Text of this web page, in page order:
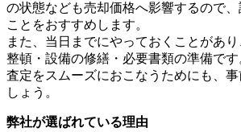
の状態なども売却価格へ影響するので
ことをおすすめします。
また、当日までにやっておくことがあ
整頓・設備の修繕・必要書類の準備です
査定をスムーズにおこなうためにも、
しょう。
弊社が選ばれている理由